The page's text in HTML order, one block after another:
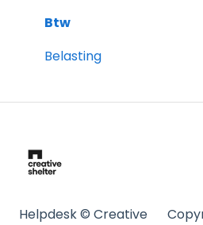
Betalingen
Instellingen
Btw
Belasting
Helpdesk © Creative